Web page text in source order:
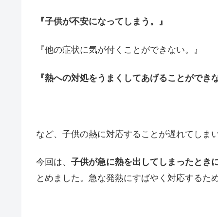
『子供が不安になってしまう。』
『他の症状に気が付くことができない。』
『熱への対処をうまくしてあげることができ
など、子供の熱に対応することが遅れてしま
今回は、 子供が急に熱を出してしまったとき
とめました。急な発熱にすばやく対応するた